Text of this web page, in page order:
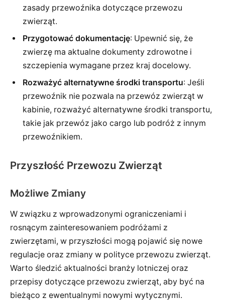
zasady przewoźnika dotyczące przewozu
zwierząt.
Przygotować dokumentację: Upewnić się, że
zwierzę ma aktualne dokumenty zdrowotne i
szczepienia wymagane przez kraj docelowy.
Rozważyć alternatywne środki transportu: Jeśli
przewoźnik nie pozwala na przewóz zwierząt w
kabinie, rozważyć alternatywne środki transportu,
takie jak przewóz jako cargo lub podróż z innym
przewoźnikiem.
Przyszłość Przewozu Zwierząt
Możliwe Zmiany
W związku z wprowadzonymi ograniczeniami i
rosnącym zainteresowaniem podróżami z
zwierzętami, w przyszłości mogą pojawić się nowe
regulacje oraz zmiany w polityce przewozu zwierząt.
Warto śledzić aktualności branży lotniczej oraz
przepisy dotyczące przewozu zwierząt, aby być na
bieżąco z ewentualnymi nowymi wytycznymi.